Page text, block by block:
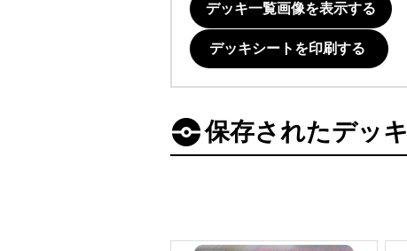
デッキ一覧画像を表示する
デッキシートを印刷する
保存されたデッキ